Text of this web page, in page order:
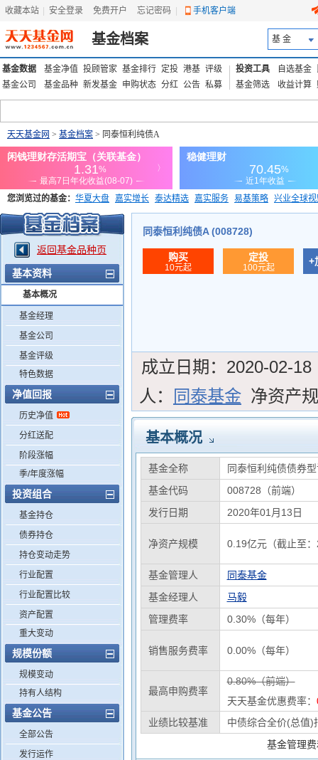
收藏本站 安全登录 免费开户 忘记密码 手机客户端
基金档案 基 金
基金数据 基金净值 投顾管家 基金排行 定投 港基 评级
基金公司
基金品种 新发基金 申购状态 分红 公告 私募
投资工具 自选基金
基金筛选
收益计算
天天基金网 > 基金档案 > 同泰恒利纯债A
您浏览过的基金： 华夏大盘 嘉实增长 泰达精选 嘉实服务 易基策略 兴业全球
添富优势 华安宏利 上证180价值ETF
返回基金品种页
基本资料
基本概况
基金经理
基金公司
基金评级
特色数据
净值回报
历史净值
分红送配
阶段涨幅
季/年度涨幅
投资组合
基金持仓
债券持仓
持仓变动走势
行业配置
行业配置比较
资产配置
重大变动
规模份额
规模变动
持有人结构
基金公告
全部公告
发行运作
同泰恒利纯债A (008728)
购买
10元起
定投
100元起
+
成立日期： 2020-02-18
人：
同泰基金 净资产
基本概况
基金全称
同泰恒利纯债债券
基金代码
008728（前端）
发行日期
2020年01月13日
净资产规模 0.19亿元（截止至
基金管理人
同泰基金
基金经理人
马毅
管理费率
0.30%（每年）
销售服务费率 0.00%（每年）
最高申购费率
0.80%（前端）
天天基金优惠费率：
业绩比较基准
中债综合全价(总值)
基金管理